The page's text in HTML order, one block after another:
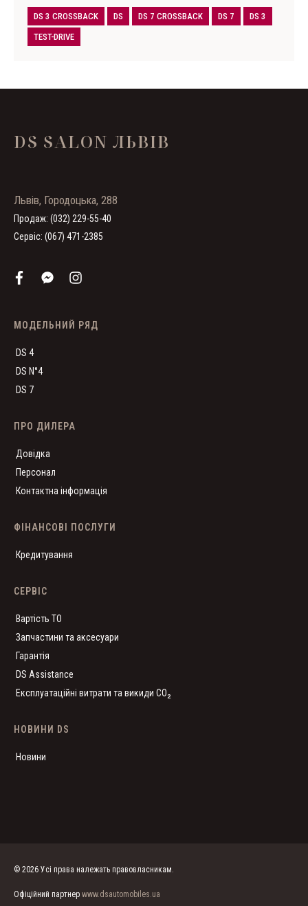
DS 3 CROSSBACK DS DS 7 CROSSBACK DS 7
DS 3
TEST-DRIVE
DS SALON ЛЬВІВ
Львів, Городоцька, 288
Продаж: (032) 229-55-40
Сервіс: (067) 471-2385
МОДЕЛЬНИЙ РЯД
DS 4
DS N°4
DS 7
ПРО ДИЛЕРА
Довідка
Персонал
Контактна інформація
ФІНАНСОВІ ПОСЛУГИ
Кредитування
СЕРВІС
Вартість ТО
Запчастини та аксесуари
Гарантія
DS Assistance
Експлуатаційні витрати та викиди CO₂
НОВИНИ DS
Новини
© 2026 Усі права належать правовласникам.
Офіційний партнер www.dsautomobiles.ua